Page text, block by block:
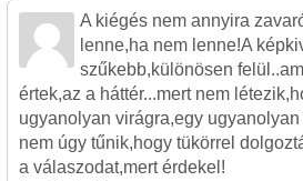
A kiégés nem annyira
lenne,ha nem lenne!A
szűkebb,különösen
értek,az a háttér...mert nem
ugyanolyan virágra,egy
nem úgy tűnik,hogy tükörrel
a válaszodat,mert érdekel!